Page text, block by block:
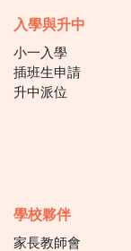
入學與升中
小一入學
插班生申請
升中派位
學校夥伴
家長教師會